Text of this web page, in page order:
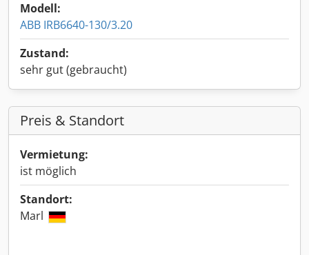
Modell:
ABB IRB6640-130/3.20
Zustand:
sehr gut (gebraucht)
Preis & Standort
Vermietung:
ist möglich
Standort:
Marl